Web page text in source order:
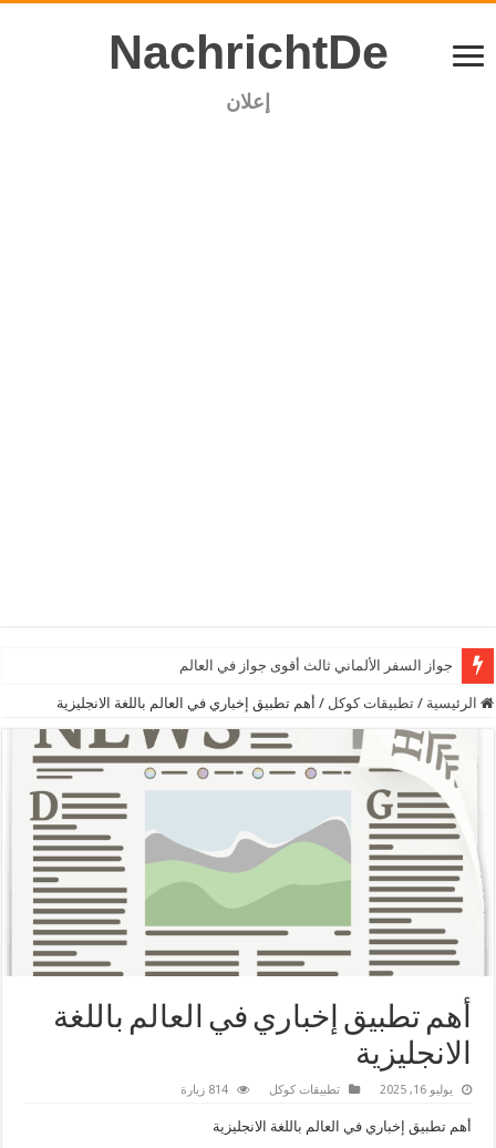
NachrichtDe
إعلان
جواز السفر الألماني ثالث أقوى جواز في العالم
الرئيسية / تطبيقات كوكل / أهم تطبيق إخباري في العالم باللغة الانجليزية
أهم تطبيق إخباري في العالم باللغة
الانجليزية
يوليو 16, 2025 تطبيقات كوكل 814 زيارة
أهم تطبيق إخباري في العالم باللغة الانجليزية